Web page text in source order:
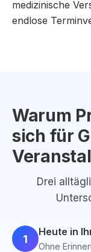
medizinische
endlose
Warum
sich für
Drei
1
Heute in
Ohne